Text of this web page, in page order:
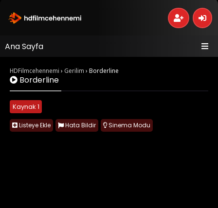
Ana Sayfa
HDFilmcehennemi › Gerilim › Borderline
Borderline
Kaynak 1
Listeye Ekle Hata Bildir Sinema Modu